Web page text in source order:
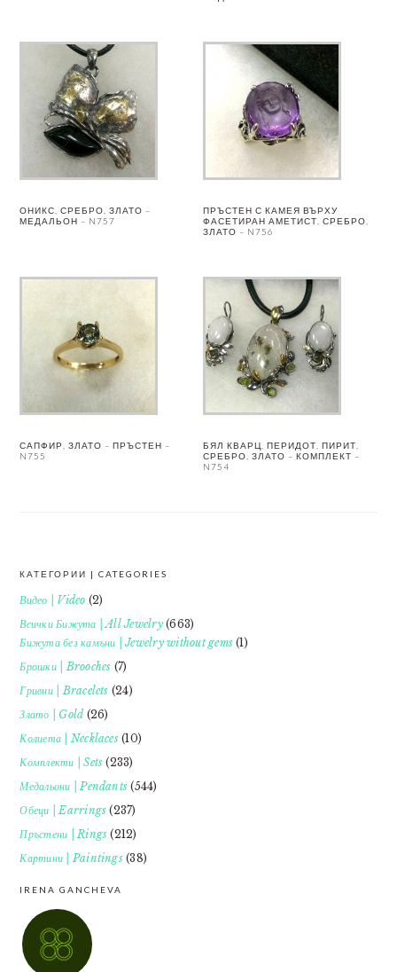
ОНИКС, СРЕБРО, ЗЛАТО –
МЕДАЛЬОН – N757
ПРЪСТЕН С КАМЕЯ ВЪРХУ
ФАСЕТИРАН АМЕТИСТ, СРЕБРО,
ЗЛАТО – N756
САПФИР, ЗЛАТО – ПРЪСТЕН –
N755
БЯЛ КВАРЦ, ПЕРИДОТ, ПИРИТ,
СРЕБРО, ЗЛАТО – КОМПЛЕКТ –
N754
FOOTER
КАТЕГОРИИ | CATEGORIES
Видео | Video (2)
Всички Бижута | All Jewelry(663)
Бижута без камъни | Jewelry without gems (1)
Брошки | Brooches (7)
Гривни | Bracelets (24)
Злато | Gold (26)
Колиета | Necklaces(10)
Комплекти | Sets (233)
Медальони | Pendants (544)
Обеци | Earrings (237)
Пръстени | Rings (212)
Картини | Paintings(38)
IRENA GANCHEVA